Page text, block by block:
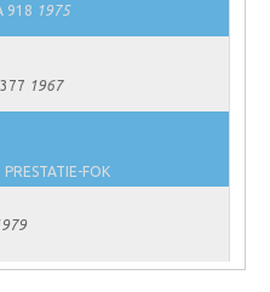
918 1975
1967
PRESTATIE-FOK